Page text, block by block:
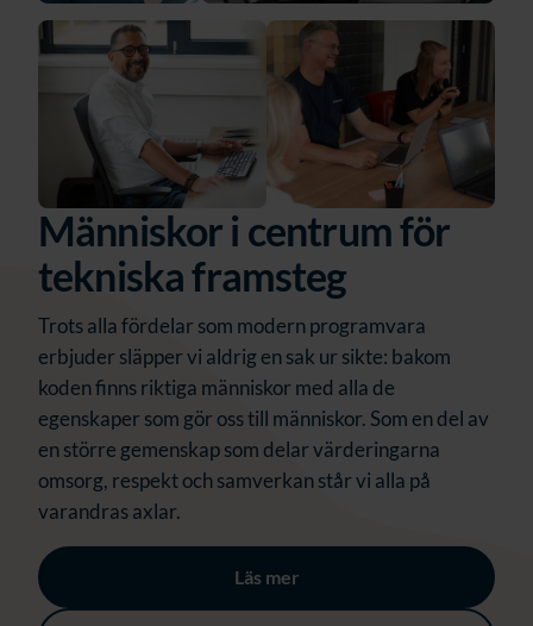
Människor i centrum för
tekniska framsteg
Trots alla fördelar som modern programvara
erbjuder släpper vi aldrig en sak ur sikte: bakom
koden finns riktiga människor med alla de
egenskaper som gör oss till människor. Som en del av
en större gemenskap som delar värderingarna
omsorg, respekt och samverkan står vi alla på
varandras axlar.
Läs mer